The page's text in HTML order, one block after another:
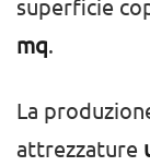
superficie
mq.
La
attrezzature